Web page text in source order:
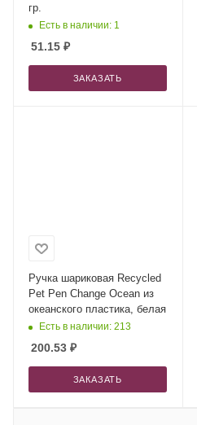
гр.
Есть в наличии: 1
51.15 ₽
ЗАКАЗАТЬ
Ручка шариковая Recycled
Pet Pen Change Ocean из
океанского пластика, белая
Есть в наличии: 213
200.53 ₽
ЗАКАЗАТЬ